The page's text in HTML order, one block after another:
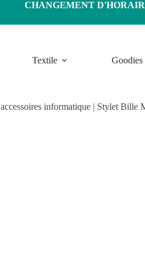
CHANGEMENT
Textile Goodies
accessoires informatique | Stylet Bille